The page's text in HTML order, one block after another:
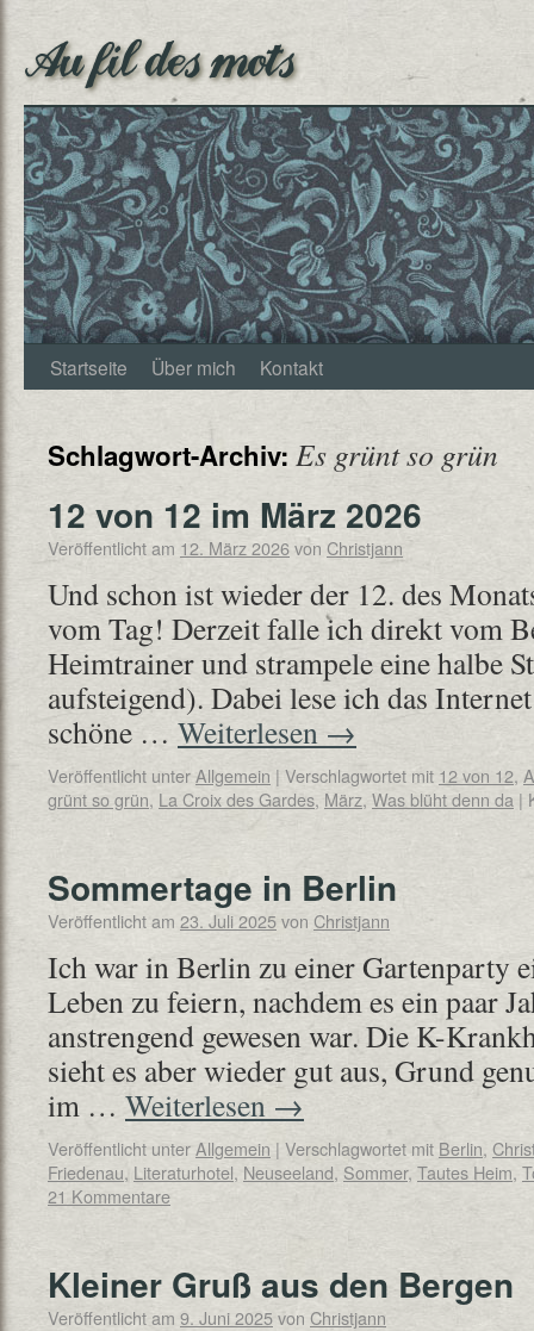
Au fil des mots
Startseite Über mich Kontakt
Schlagwort-Archiv: Es grünt so grün
12 von 12 im März 2026
Veröffentlicht am 12. März 2026von Christjann
Und schon ist wieder der 12. des
vom Tag! Derzeit falle ich direkt vom
Heimtrainer und strampele eine halbe
aufsteigend). Dabei lese ich das
schöne … Weiterlesen →
Veröffentlicht unterAllgemein | Verschlagwortet mit 12 von 12,
grünt so grün, La Croix des Gardes, März, Was blüht denn da |
Sommertage in Berlin
Veröffentlicht am 23. Juli 2025von Christjann
Ich war in Berlin zu einer Gartenparty
Leben zu feiern, nachdem es ein paar
anstrengend gewesen war. Die K-
sieht es aber wieder gut aus, Grund
im … Weiterlesen →
Veröffentlicht unterAllgemein | Verschlagwortet mit Berlin,
Friedenau, Literaturhotel, Neuseeland, Sommer, Tautes Heim,
21 Kommentare
Kleiner Gruß aus den Bergen
Veröffentlicht am 9. Juni 2025von Christjann